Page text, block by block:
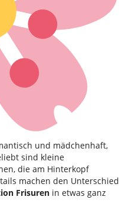
und mädchenhaft,
sind kleine
die am Hinterkopf
machen den Unterschied
Frisuren in etwas ganz